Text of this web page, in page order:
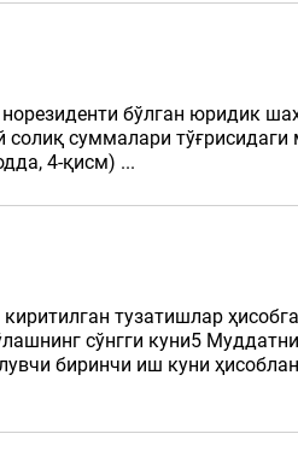
бўлган юридик
суммалари
4-қисм) ...
тузатишлар
сўнгги куни5
биринчи иш куни